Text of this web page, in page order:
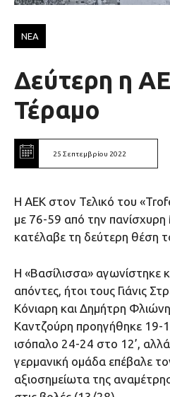
ΝΕΑ
Δεύτερη η
Τέραμο
25 Σεπτεμβρίου 2022
Η ΑΕΚ στον Τελικό του
με 76-59 από την
κατέλαβε τη δεύτερη θέση
Η «Βασίλισσα» αγωνίστηκε
απόντες, ήτοι τους Γιάνις
Κόνιαρη και Δημήτρη
Καντζούρη προηγήθηκε 19-
ισόπαλο 24-24 στο 12’, αλλά
γερμανική ομάδα επέβαλε
αξιοσημείωτα της